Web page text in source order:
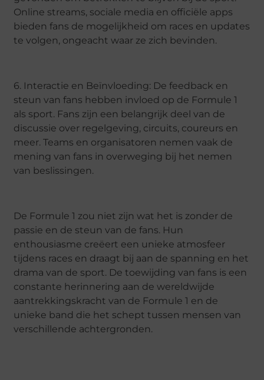
Online streams, sociale media en officiële apps
bieden fans de mogelijkheid om races en updates
te volgen, ongeacht waar ze zich bevinden.
6. Interactie en Beïnvloeding: De feedback en
steun van fans hebben invloed op de Formule 1
als sport. Fans zijn een belangrijk deel van de
discussie over regelgeving, circuits, coureurs en
meer. Teams en organisatoren nemen vaak de
mening van fans in overweging bij het nemen
van beslissingen.
De Formule 1 zou niet zijn wat het is zonder de
passie en de steun van de fans. Hun
enthousiasme creëert een unieke atmosfeer
tijdens races en draagt bij aan de spanning en het
drama van de sport. De toewijding van fans is een
constante herinnering aan de wereldwijde
aantrekkingskracht van de Formule 1 en de
unieke band die het schept tussen mensen van
verschillende achtergronden.